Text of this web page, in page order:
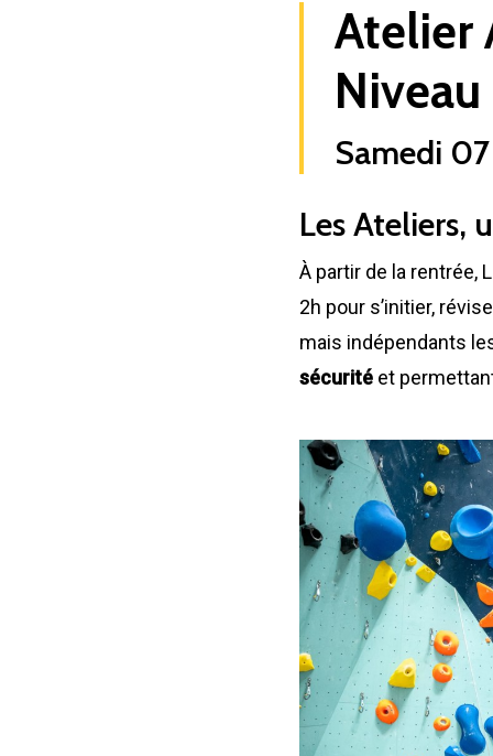
Atelier
Samedi
Les Ateliers,
À partir de la rentrée,
2h pour s’initier,
mais indépendants
sécurité et